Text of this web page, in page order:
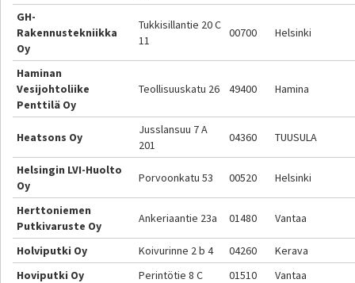
GH-
Rakennustekniikka
Oy
Tukkisillantie 20 C
11
00700 Helsinki
Haminan
Vesijohtoliike
Penttilä Oy
Teollisuuskatu 26 49400 Hamina
Heatsons Oy
Jusslansuu 7 A
201
04360 TUUSULA
Helsingin LVI-Huolto
Oy
Porvoonkatu 53 00520 Helsinki
Herttoniemen
Putkivaruste Oy
Ankeriaantie 23a 01480 Vantaa
Holviputki Oy Koivurinne 2 b 4 04260
Kerava
Hoviputki Oy
Perintötie 8 C 01510
Vantaa